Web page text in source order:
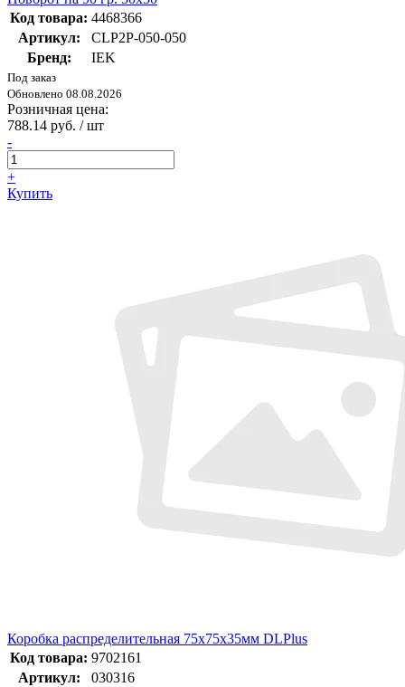
Код товара: 4468366
Артикул:
CLP2P-050-050
Бренд:
IEK
Под заказ
Обновлено 08.08.2026
Розничная цена:
788.14 руб. / шт
-
+
Купить
Коробка распределительная 75x75x35мм DLPlus
Код товара: 9702161
Артикул:
030316